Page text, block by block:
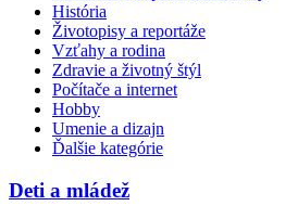
História
Životopisy a reportáže
Vzťahy a rodina
Zdravie a životný štýl
Počítače a internet
Hobby
Umenie a dizajn
Ďalšie kategórie
Deti a mládež